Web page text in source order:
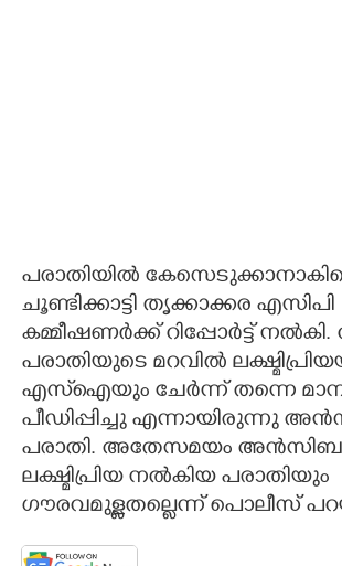
പരാതിയില്‍
ചൂണ്ടിക്കാട്ടി തൃക്കാക്കര എസിപി
കമ്മീഷണര്‍ക്ക് റിപ്പോര്‍ട്ട് നല്‍കി.
പരാതിയുടെ മറവില്‍
എസ്ഐയും ചേര്‍ന്ന് തന്നെ
പീഡിപ്പിച്ചു എന്നായിരുന്നു
പരാതി. അതേസമയം
ലക്ഷ്മിപ്രിയ നല്‍കിയ പരാതിയും
ഗൗരവമുള്ളതല്ലെന്ന് പൊലീസ്